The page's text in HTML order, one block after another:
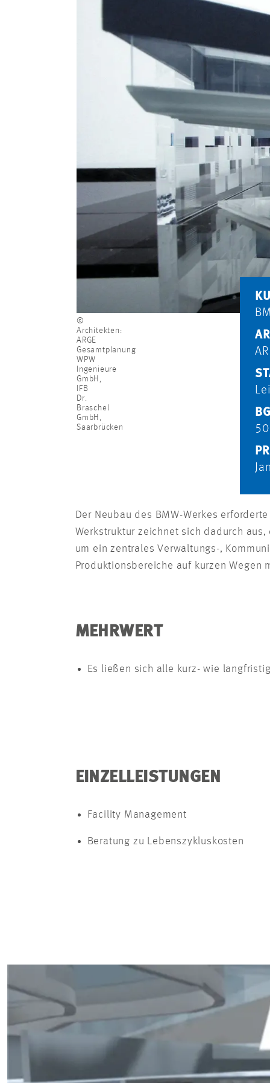
©
Architekten:
ARGE
Gesamtplanung
WPW
Ingenieure
GmbH,
IFB
Dr.
Braschel
GmbH,
Saarbrücken
Der Neubau des BMW-Werkes
Werkstruktur zeichnet sich dadurch
um ein zentrales Verwaltungs-,
Produktionsbereiche auf kurzen Wegen
MEHRWERT
Es ließen sich alle kurz- wie
EINZELLEISTUNGEN
Facility Management
Beratung zu Lebenszykluskosten